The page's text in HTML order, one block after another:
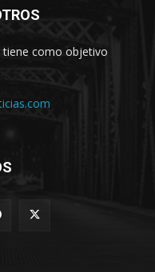
tiene como objetivo